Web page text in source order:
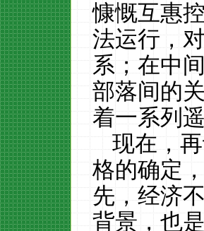
慷慨互惠
法运行，
系；在中
部落间的
着一系列
现在，
格的确定
先，经济
背景，也